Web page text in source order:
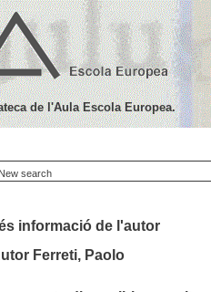
New search
informació de l'autor
Ferreti, Paolo
de l'Aula Escola Europea.